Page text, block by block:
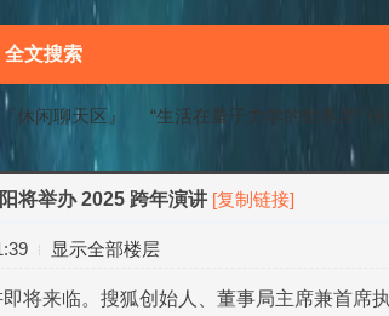
全文搜索
『休闲聊天区』
“生活在量子力学的世界里”
将举办 2025 跨年演讲 [复制链接]
显示全部楼层
将来临。搜狐创始人、董事局主席兼首席